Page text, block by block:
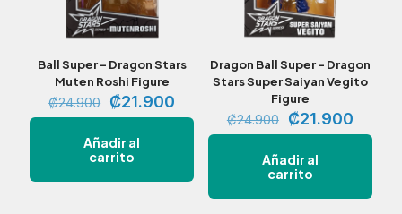
Ball Super – Dragon Stars
Muten Roshi Figure
₡24.900
El
precio
original
era:
₡24.900.
₡21.900
precio
actual
Añadir al
carrito
Dragon Ball Super – Dragon
Stars Super Saiyan Vegito
Figure
₡24.900
El
precio
original
era:
₡24.900.
₡21.900El
precio
Añadir al
carrito